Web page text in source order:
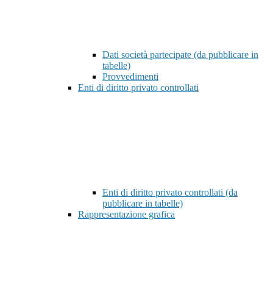
Dati società partecipate (da pubblicare in
tabelle)
Provvedimenti
Enti di diritto privato controllati
Enti di diritto privato controllati (da
pubblicare in tabelle)
Rappresentazione grafica